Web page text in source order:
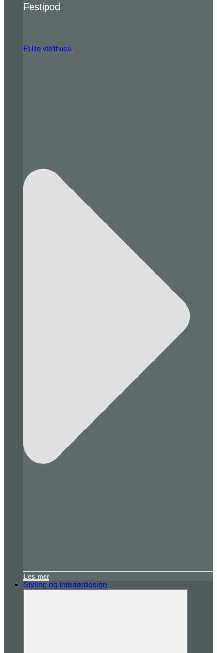
Festipod
Et lite «telthus»
Les mer
Styling og interiørdesign